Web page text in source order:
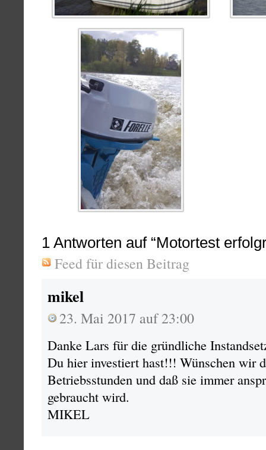
1 Antworten auf “Motortest
Feed für diesen Beitrag
mikel
23. Mai 2017 auf 23:00
Danke Lars für die gründliche
Du hier investiert hast!!! Wünschen wir
Betriebsstunden und daß sie immer
gebraucht wird.
MIKEL